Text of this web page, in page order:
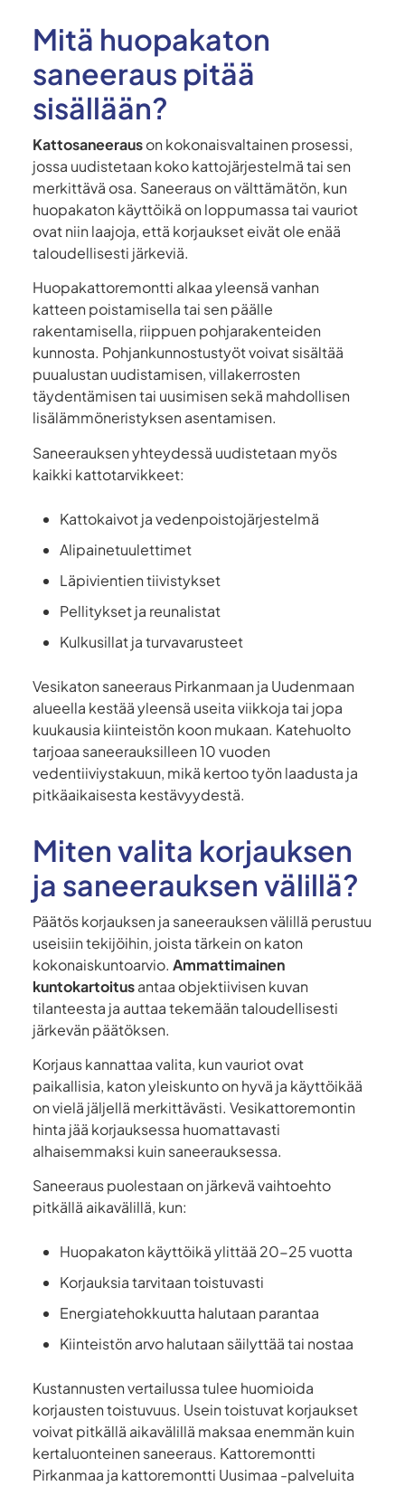
Mitä huopakaton
saneeraus pitää
sisällään?
Kattosaneerauson kokonaisvaltainen prosessi,
jossa uudistetaan koko kattojärjestelmä tai sen
merkittävä osa. Saneeraus on välttämätön, kun
huopakaton käyttöikä on loppumassa tai vauriot
ovat niin laajoja, että korjaukset eivät ole enää
taloudellisesti järkeviä.
Huopakattoremontti alkaa yleensä vanhan
katteen poistamisella tai sen päälle
rakentamisella, riippuen pohjarakenteiden
kunnosta. Pohjankunnostustyöt voivat sisältää
puualustan uudistamisen, villakerrosten
täydentämisen tai uusimisen sekä mahdollisen
lisälämmöneristyksen asentamisen.
Saneerauksen yhteydessä uudistetaan myös
kaikki kattotarvikkeet:
Kattokaivot ja vedenpoistojärjestelmä
Alipainetuulettimet
Läpivientien tiivistykset
Pellitykset ja reunalistat
Kulkusillat ja turvavarusteet
Vesikaton saneeraus Pirkanmaan ja Uudenmaan
alueella kestää yleensä useita viikkoja tai jopa
kuukausia kiinteistön koon mukaan. Katehuolto
tarjoaa saneerauksilleen 10 vuoden
vedentiiviystakuun, mikä kertoo työn laadusta ja
pitkäaikaisesta kestävyydestä.
Miten valita korjauksen
ja saneerauksen välillä?
Päätös korjauksen ja saneerauksen välillä perustuu
useisiin tekijöihin, joista tärkein on katon
kokonaiskuntoarvio. Ammattimainen
kuntokartoitusantaa objektiivisen kuvan
tilanteesta ja auttaa tekemään taloudellisesti
järkevän päätöksen.
Korjaus kannattaa valita, kun vauriot ovat
paikallisia, katon yleiskunto on hyvä ja käyttöikää
on vielä jäljellä merkittävästi. Vesikattoremontin
hinta jää korjauksessa huomattavasti
alhaisemmaksi kuin saneerauksessa.
Saneeraus puolestaan on järkevä vaihtoehto
pitkällä aikavälillä, kun:
Huopakaton käyttöikä ylittää 20-25 vuotta
Korjauksia tarvitaan toistuvasti
Energiatehokkuutta halutaan parantaa
Kiinteistön arvo halutaan säilyttää tai nostaa
Kustannusten vertailussa tulee huomioida
korjausten toistuvuus. Usein toistuvat korjaukset
voivat pitkällä aikavälillä maksaa enemmän kuin
kertaluonteinen saneeraus. Kattoremontti
Pirkanmaa ja kattoremontti Uusimaa -palveluita